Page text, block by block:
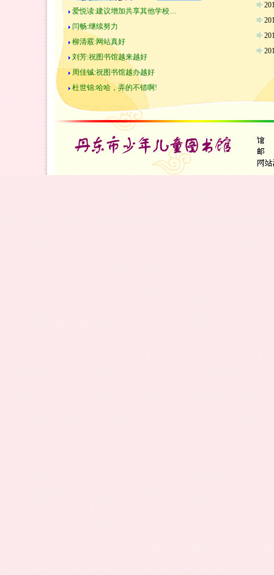
爱悦读:建议增加共享其他学校…
闫畅:继续努力
柳清霰:网站真好
刘芳:祝图书馆越来越好
周佳铖:祝图书馆越办越好
杜世锦:哈哈，弄的不错啊!